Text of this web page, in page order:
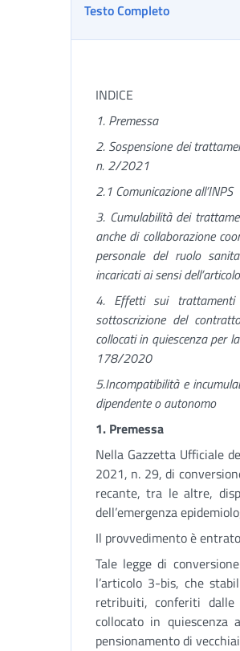
Testo Completo
INDICE
1. Premessa
2. Sospensione dei
n. 2/2021
2.1 Comunicazione all’INPS
3. Cumulabilità dei
anche di collaborazione
personale del ruolo
incaricati ai sensi
4. Effetti sui trattamenti
sottoscrizione del
collocati in quiescenza per
178/2020
5.Incompatibilità e
dipendente o autonomo
1. Premessa
Nella Gazzetta Ufficiale
2021, n. 29, di
recante, tra le altre,
dell’emergenza
Il provvedimento è
Tale legge di
l’articolo 3-bis, che
retribuiti, conferiti dalle
collocato in
pensionamento di